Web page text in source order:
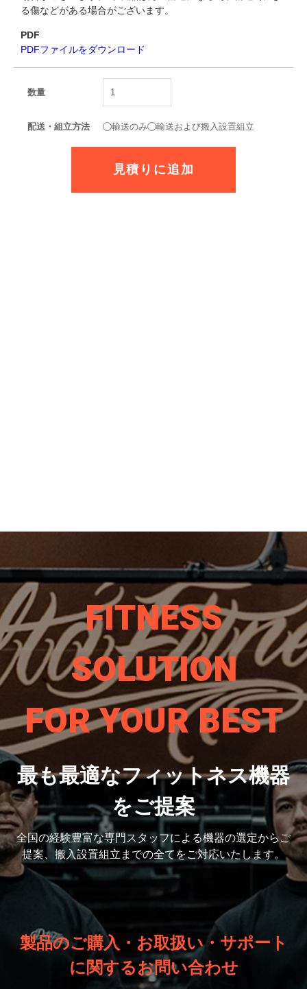
る傷などがある場合がございます。
PDF
PDFファイルをダウンロード
数量
配送・組立方法 輸送のみ 輸送および搬入設置組立
FITNESS
SOLUTION
FOR YOUR BEST
最も最適なフィットネス機器
をご提案
全国の経験豊富な専門スタッフによる機器の選定からご
提案、搬入設置組立までの全てをご対応いたします。
製品のご購入・お取扱い・サポート
に関するお問い合わせ